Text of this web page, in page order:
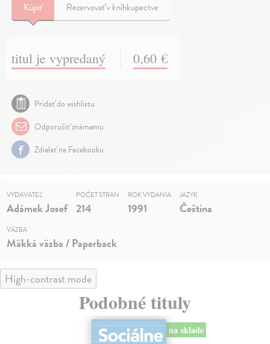
Kúpiť Rezervovať v kníhkupectve
titul je vypredaný 0,60 €
Pridať do wishlistu
Odporučiť známemu
Zdielať na Facebooku
VYDAVATEĽ
Adámek Josef
POČET STRÁN
214
ROK VYDANIA
1991
JAZYK
Čeština
VÄZBA
Mäkká väzba / Paperback
High-contrast mode
Podobné tituly
na sklade